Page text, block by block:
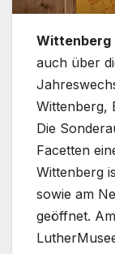
Wittenberg
auch über
Wittenberg,
Die
Facetten
Wittenberg
sowie am
geöffnet.